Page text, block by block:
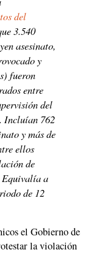
del
3.540
asesinato,
y
fueron
entre
del
Incluían 762
y más de
ellos
de
Equivalía a
de 12
el Gobierno de
la violación